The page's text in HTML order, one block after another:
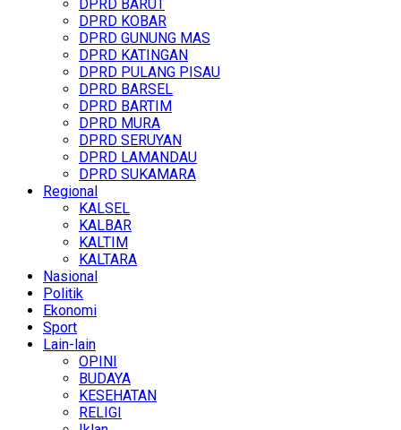
DPRD BARUT
DPRD KOBAR
DPRD GUNUNG MAS
DPRD KATINGAN
DPRD PULANG PISAU
DPRD BARSEL
DPRD BARTIM
DPRD MURA
DPRD SERUYAN
DPRD LAMANDAU
DPRD SUKAMARA
Regional
KALSEL
KALBAR
KALTIM
KALTARA
Nasional
Politik
Ekonomi
Sport
Lain-lain
OPINI
BUDAYA
KESEHATAN
RELIGI